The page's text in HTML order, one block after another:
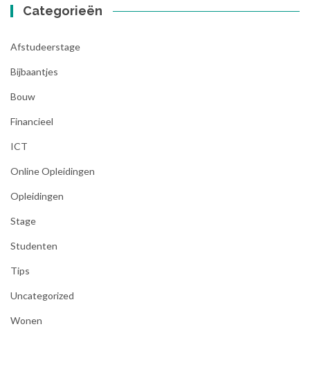
Categorieën
Afstudeerstage
Bijbaantjes
Bouw
Financieel
ICT
Online Opleidingen
Opleidingen
Stage
Studenten
Tips
Uncategorized
Wonen